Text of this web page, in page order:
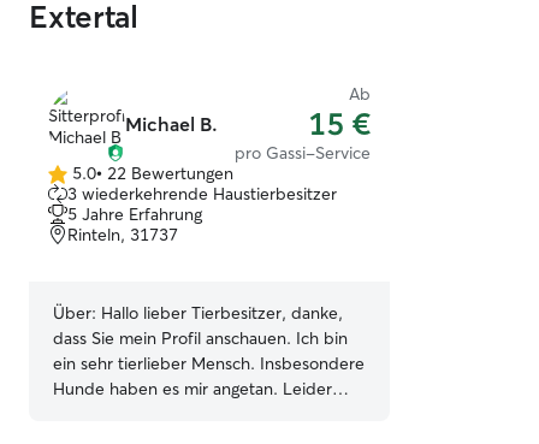
Extertal
Michael B.
Ab
15 €
pro Gassi-Service
5.0
von
5
Sternen
5.0• 22 Bewertungen
3 wiederkehrende Haustierbesitzer
5 Jahre Erfahrung
Rinteln, 31737
Über: Hallo lieber Tierbesitzer, danke,
dass Sie mein Profil anschauen. Ich bin
ein sehr tierlieber Mensch. Insbesondere
Hunde haben es mir angetan. Leider